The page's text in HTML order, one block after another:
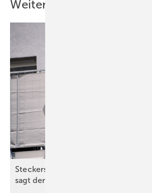
Weitere Inhalte
Steckersolargerät mit oder ohne
sagt der Experte